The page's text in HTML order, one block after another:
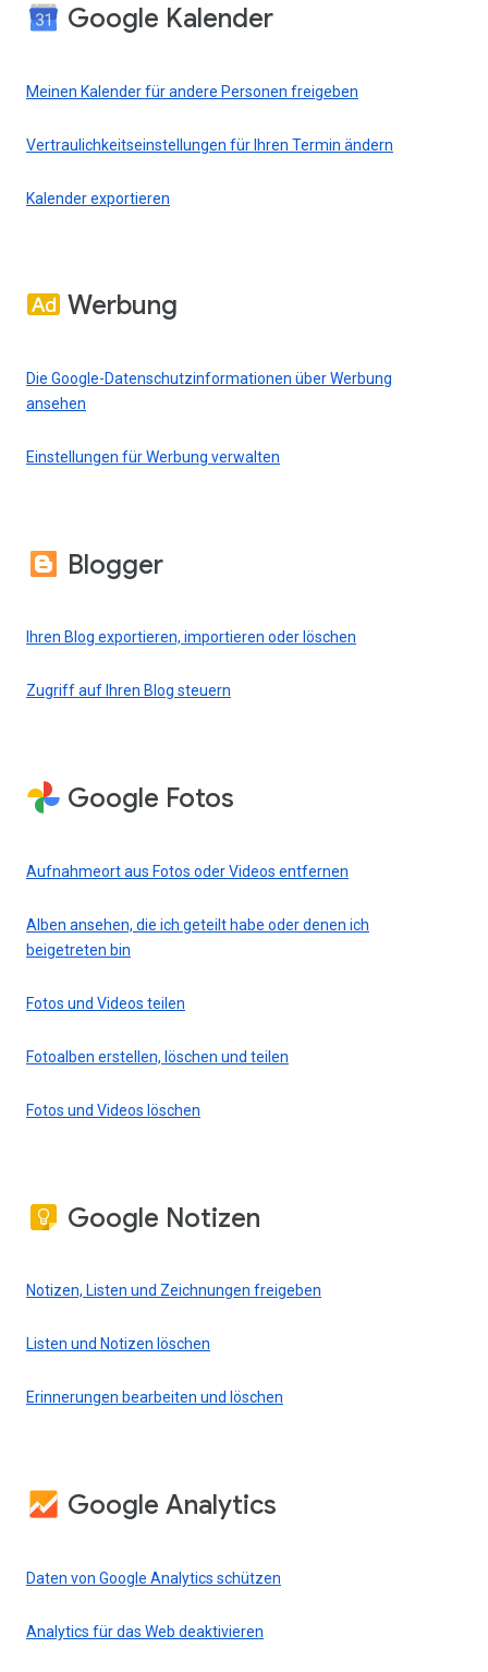
Google Kalender
Meinen Kalender für andere Personen freigeben
Vertraulichkeitseinstellungen für Ihren Termin ändern
Kalender exportieren
Werbung
Die Google-Datenschutzinformationen über Werbung
ansehen
Einstellungen für Werbung verwalten
Blogger
Ihren Blog exportieren, importieren oder löschen
Zugriff auf Ihren Blog steuern
Google Fotos
Aufnahmeort aus Fotos oder Videos entfernen
Alben ansehen, die ich geteilt habe oder denen ich
beigetreten bin
Fotos und Videos teilen
Fotoalben erstellen, löschen und teilen
Fotos und Videos löschen
Google Notizen
Notizen, Listen und Zeichnungen freigeben
Listen und Notizen löschen
Erinnerungen bearbeiten und löschen
Google Analytics
Daten von Google Analytics schützen
Analytics für das Web deaktivieren